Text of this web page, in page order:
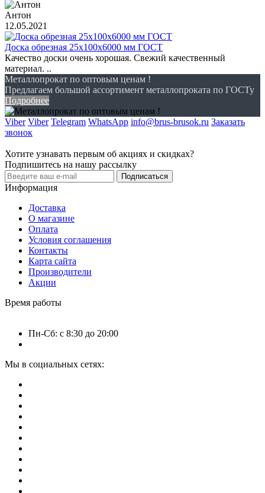
Антон
12.05.2021
Доска обрезная 25х100х6000 мм ГОСТ
Качество доски очень хорошая. Свежий качественный
материал. ..
Металлопрокат по оптовым ценам !
Предлагаем большой ассортимент металлопроката по ГОСТу
Подробнее
Viber Viber Telegram WhatsApp info@brus-brusok.ru Заказать
звонок
Хотите узнавать первым об акциях и скидках?
Подпишитесь на нашу рассылку
Подписаться
Информация
Доставка
О магазине
Оплата
Условия соглашения
Контакты
Карта сайта
Производители
Акции
Время работы
Пн-Сб: с 8:30 до 20:00
Мы в социальных сетях: